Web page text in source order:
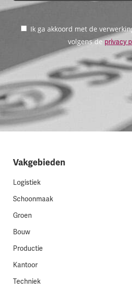
Ik ga akkoord met de
volgens deprivacy
Vakgebieden
Logistiek
Schoonmaak
Groen
Bouw
Productie
Kantoor
Techniek